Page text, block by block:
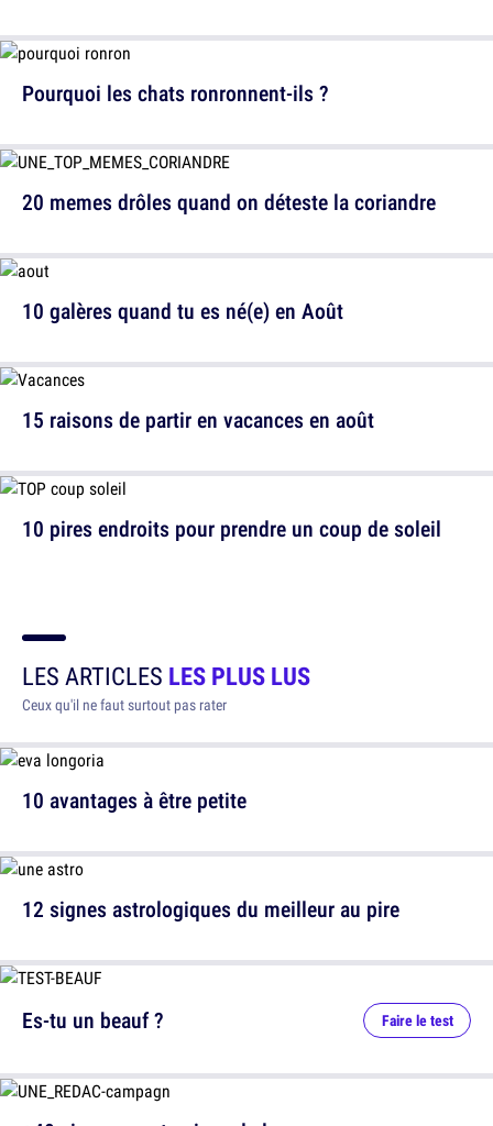
20 memes drôles quand on déteste la coriandre
15 raisons de partir en vacances en août
Pourquoi les chats ronronnent-ils ?
10 galères quand tu es né(e) en Août
10 pires endroits pour prendre un coup de soleil
LES ARTICLES LES PLUS LUS
Ceux qu'il ne faut surtout pas rater
10 avantages à être petite
12 signes astrologiques du meilleur au pire
Es-tu un beauf ? Faire le test